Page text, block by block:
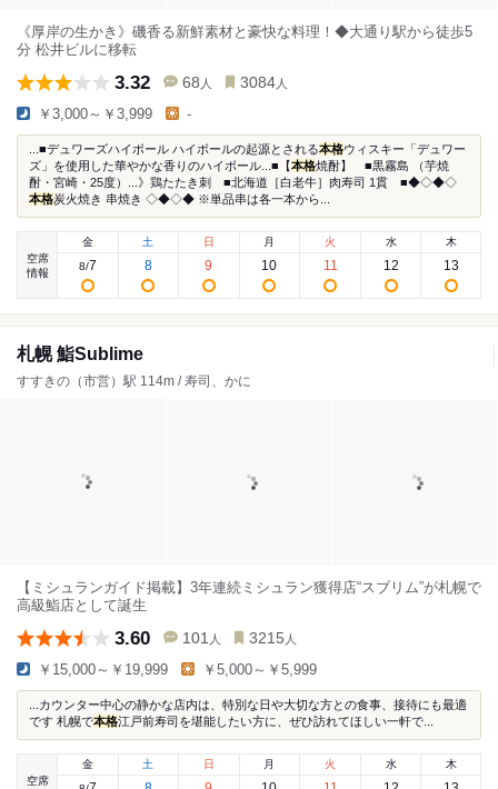
《厚岸の生かき》磯香る新鮮素材と豪快な料理！◆大通り駅から徒歩5
分 松井ビルに移転
3.32 68 人 3084 人
￥3,000～￥3,999 -
...■デュワーズハイボール ハイボールの起源とされる本格ウィスキー「デュワー
ズ」を使用した華やかな香りのハイボール...■【本格焼酎】 ■黒霧島 （芋焼
酎・宮崎・25度）...》鶏たたき刺 ■北海道［白老牛］肉寿司 1貫 ■◆◇◆◇
本格炭火焼き 串焼き ◇◆◇◆ ※単品串は各一本から...
空席
情報
金
8/7
土
8
日
9
月
10
火
11
水
12
木
13
札幌 鮨Sublime
すすきの（市営）駅 114m / 寿司、かに
【ミシュランガイド掲載】3年連続ミシュラン獲得店“スブリム”が札幌で
高級鮨店として誕生
3.60 101 人 3215 人
￥15,000～￥19,999 ￥5,000～￥5,999
...カウンター中心の静かな店内は、特別な日や大切な方との食事、接待にも最適
です 札幌で本格江戸前寿司を堪能したい方に、ぜひ訪れてほしい一軒で...
空席
金
土 日 月 火 水 木